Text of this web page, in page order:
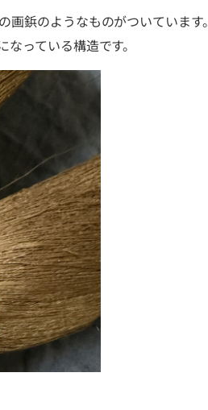
鋲のようなものがついています。
っている構造です。